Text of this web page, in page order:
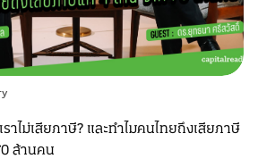
ราไม่เสียภาษี? และทำไมคนไทยถึงเสียภาษี
ล้านคน